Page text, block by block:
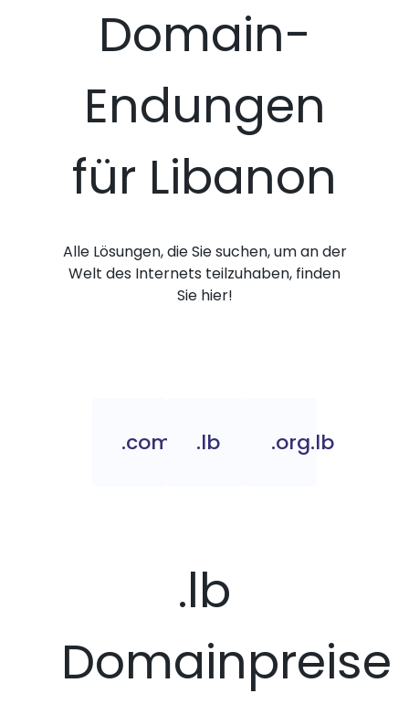
Domain-
Endungen
für Libanon
Alle Lösungen, die Sie suchen, um an der
Welt des Internets teilzuhaben, finden
Sie hier!
.com.lb .lb .org.lb
.lb
Domainpreise